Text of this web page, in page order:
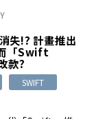
失!? 計畫推出
「Swift
款?
SWIFT